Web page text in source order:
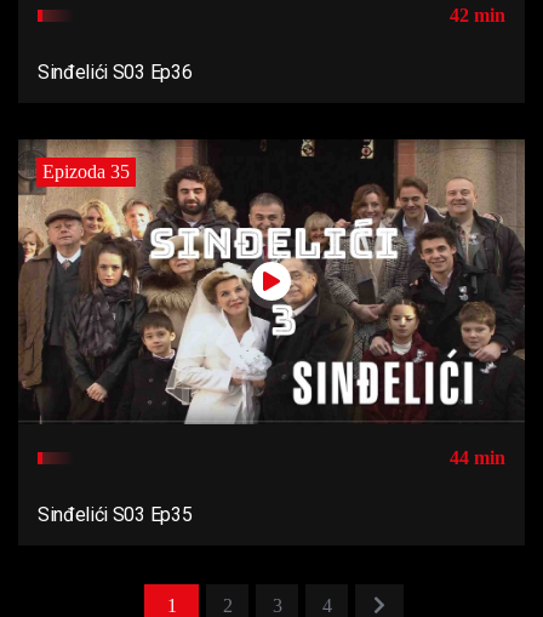
42 min
Sinđelići S03 Ep36
Epizoda 35
44 min
Sinđelići S03 Ep35
1 2 3 4